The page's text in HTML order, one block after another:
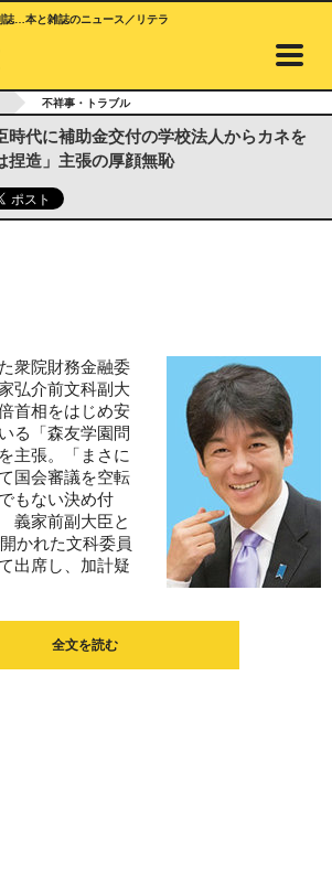
…本と雑誌のニュース／リテラ
不祥事・トラブル
時代に補助金交付の学校法人からカネを
捏造」主張の厚顔無恥
衆院財務金融委
弘介前文科副大
首相をはじめ安
る「森友学園問
主張。「まさに
国会審議を空転
もない決め付
義家前副大臣と
かれた文科委員
出席し、加計疑
全文を読む